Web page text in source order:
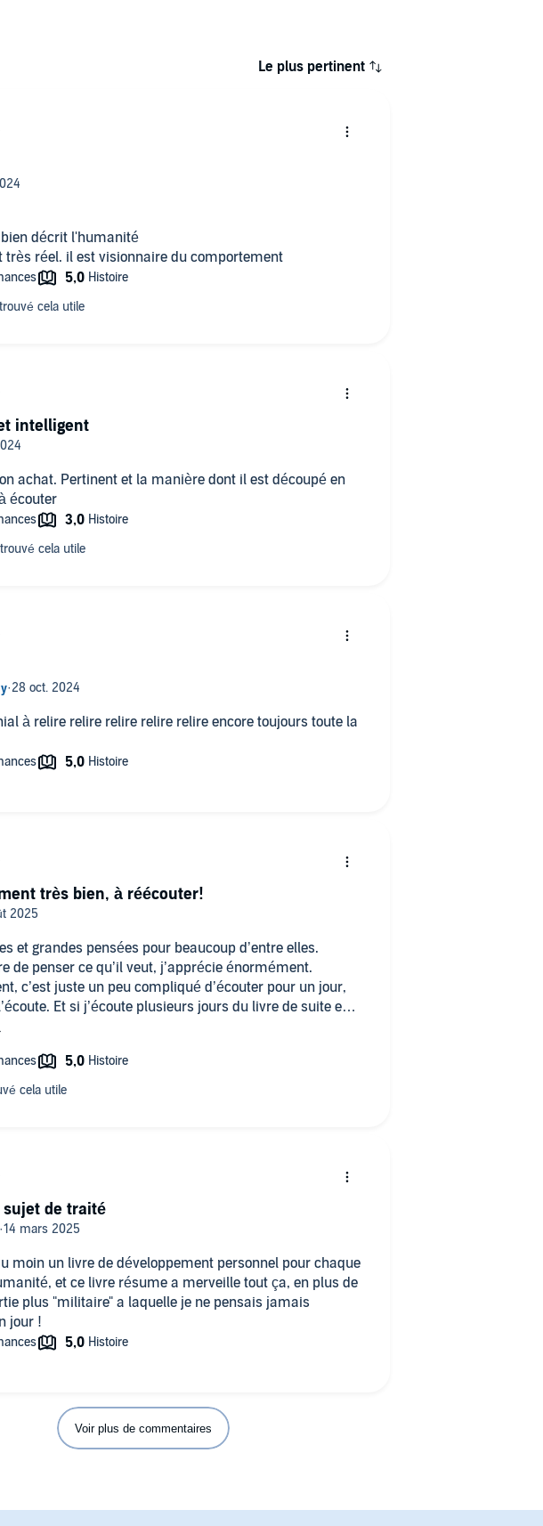
en
classiques,
Le plus pertinent
décrit l'humanité
Très profond et très réel. il est visionnaire du comportement
achat. Pertinent et la manière dont il est découpé en
écouter
intelligent
relire relire relire encore toujours toute la
et grandes pensées pour beaucoup d’entre elles.
de penser ce qu’il veut, j’apprécie énormément.
c’est juste un peu compliqué d’écouter pour un jour,
Et si j’écoute plusieurs jours du livre de suite en
d’écoute, cela devient à quelque part non productif, car
et les références se mélangent.
regarde, que c’est personnel et que normalement il
à « une pensée par jour » je laisse très
très bien, à réécouter!
moin un livre de développement personnel pour chaque
et ce livre résume a merveille tout ça, en plus de
plus "militaire" a laquelle je ne pensais jamais
jour !
de traité
Voir plus de commentaires